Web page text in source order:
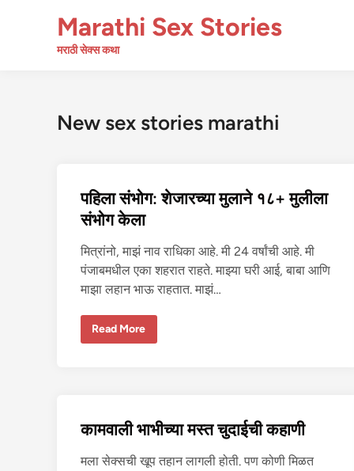
Marathi Sex Stories
मराठी सेक्स कथा
New sex stories marathi
पहिला संभोग: शेजारच्या मुलाने १८+ मुलीला
संभोग केला
मित्रांनो, माझं नाव राधिका आहे. मी 24 वर्षांची आहे. मी
पंजाबमधील एका शहरात राहते. माझ्या घरी आई, बाबा आणि
माझा लहान भाऊ राहतात. माझं…
प
र
च्या
ला
Read More
कामवाली भाभीच्या मस्त चुदाईची कहाणी
मला सेक्सची खूप तहान लागली होती. पण कोणी मिळत